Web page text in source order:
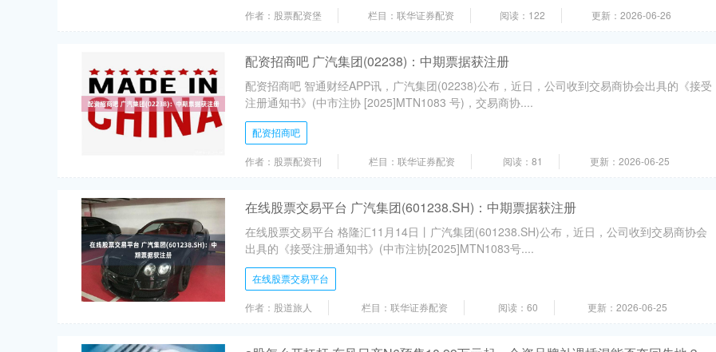
作者：股票配资堡 栏目：联华证券配资 阅读：122 更新：2026-06-26
配资招商吧 广汽集团(02238)：中期票据获注册
配资招商吧 智通财经APP讯，广汽集团(02238)公布，近日，公司收到交易商协会出具的《接受
注册通知书》(中市注协 [2025]MTN1083 号)，交易商协....
配资招商吧
作者：股票配资刊 栏目：联华证券配资 阅读：81 更新：2026-06-25
在线股票交易平台 广汽集团(601238.SH)：中期票据获注册
在线股票交易平台 格隆汇11月14日丨广汽集团(601238.SH)公布，近日，公司收到交易商协会
出具的《接受注册通知书》(中市注协[2025]MTN1083号....
在线股票交易平台
作者：股道旅人 栏目：联华证券配资 阅读：60 更新：2026-06-25